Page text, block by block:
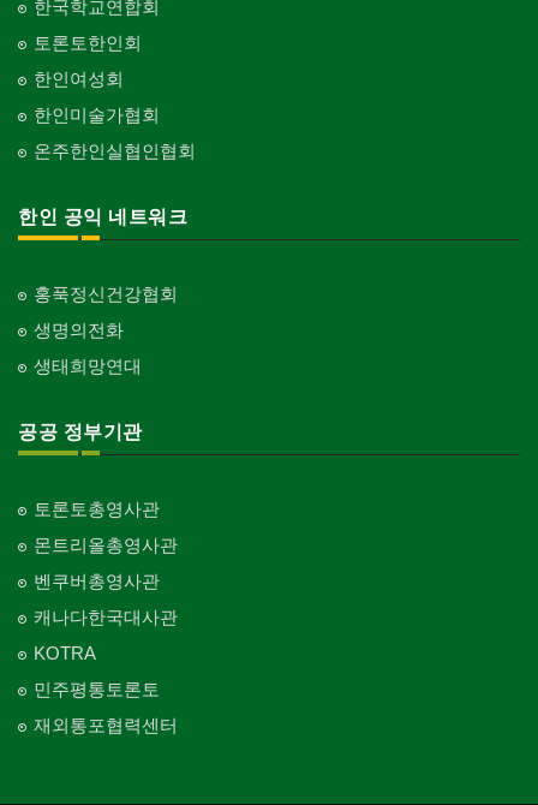
한국학교연합회
토론토한인회
한인여성회
한인미술가협회
온주한인실협인협회
한인 공익 네트워크
홍푹정신건강협회
생명의전화
생태희망연대
공공 정부기관
토론토총영사관
몬트리올총영사관
벤쿠버총영사관
캐나다한국대사관
KOTRA
민주평통토론토
재외통포협력센터